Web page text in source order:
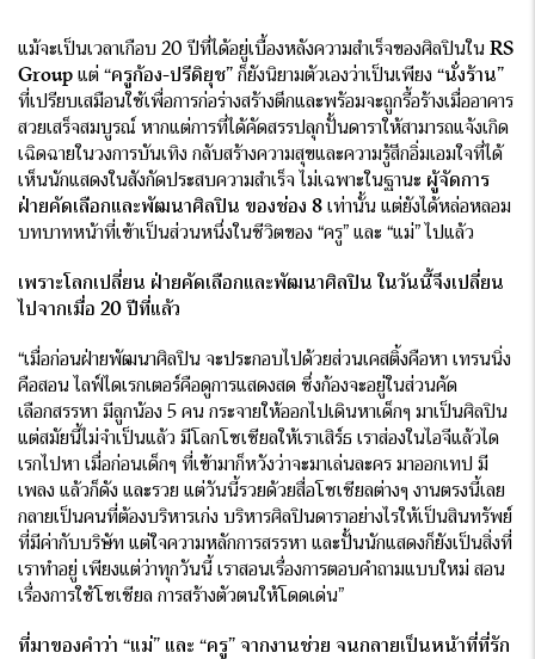
แม้จะเป็นเวลาเกือบ 20 ปีที่ได้อยู่เบื้องหลังความสำเร็จของศิลปินใน RS
Group แต่ “ครูก้อง-ปรีดิยุช” ก็ยังนิยามตัวเองว่าเป็นเพียง “นั่งร้าน”
ที่เปรียบเสมือนใช้เพื่อการก่อร่างสร้างตึกและพร้อมจะถูกรื้อร้างเมื่ออาคาร
สวยเสร็จสมบูรณ์ หากแต่การที่ได้คัดสรรปลุกปั้นดาราให้สามารถแจ้งเกิด
เฉิดฉายในวงการบันเทิง กลับสร้างความสุขและความรู้สึกอิ่มเอมใจที่ได้
เห็นนักแสดงในสังกัดประสบความสำเร็จ ไม่เฉพาะในฐานะ ผู้จัดการ
ฝ่ายคัดเลือกและพัฒนาศิลปิน ของช่อง 8 เท่านั้น แต่ยังได้หล่อหลอม
บทบาทหน้าที่เข้าเป็นส่วนหนึ่งในชีวิตของ “ครู” และ “แม่” ไปแล้ว
เพราะโลกเปลี่ยน ฝ่ายคัดเลือกและพัฒนาศิลปิน ในวันนี้จึงเปลี่ยน
ไปจากเมื่อ 20 ปีที่แล้ว
“เมื่อก่อนฝ่ายพัฒนาศิลปิน จะประกอบไปด้วยส่วนเคสติ้งคือหา เทรนนิ่ง
คือสอน ไลฟ์ไดเรกเตอร์คือดูการแสดงสด ซึ่งก้องจะอยู่ในส่วนคัด
เลือกสรรหา มีลูกน้อง 5 คน กระจายให้ออกไปเดินหาเด็กๆ มาเป็นศิลปิน
แต่สมัยนี้ไม่จำเป็นแล้ว มีโลกโซเชียลให้เราเสิร์ธ เราส่องในไอจีแล้วได
เรกไปหา เมื่อก่อนเด็กๆ ที่เข้ามาก็หวังว่าจะมาเล่นละคร มาออกเทป มี
เพลง แล้วก็ดัง และรวย แต่วันนี้รวยด้วยสื่อโซเชียลต่างๆ งานตรงนี้เลย
กลายเป็นคนที่ต้องบริหารเก่ง บริหารศิลปินดาราอย่างไรให้เป็นสินทรัพย์
ที่มีค่ากับบริษัท แต่ใจความหลักการสรรหา และปั้นนักแสดงก็ยังเป็นสิ่งที่
เราทำอยู่ เพียงแต่ว่าทุกวันนี้ เราสอนเรื่องการตอบคำถามแบบใหม่ สอน
เรื่องการใช้โซเชียล การสร้างตัวตนให้โดดเด่น”
ที่มาของคำว่า “แม่” และ “ครู” จากงานช่วย จนกลายเป็นหน้าที่ที่รัก